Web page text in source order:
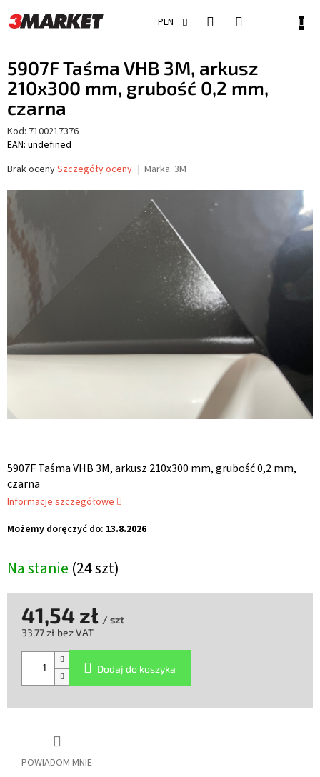
do
treści
PLN
5907F Taśma VHB 3M, arkusz
210x300 mm, grubość 0,2 mm,
czarna
Kod: 7100217376
EAN: undefined
Średnia
produktu
wynosi
0,0
na
Brak ocenySzczegóły oceny Marka: 3M
Na stanie (24 szt)
Możemy doręczyć do: 13.8.2026
5907F Taśma VHB 3M, arkusz 210x300 mm, grubość 0,2 mm,
czarna
Informacje szczegółowe
POWIADOM MNIE
41,54 zł / szt
33,77 zł bez VAT
jednostkowa:
Dodaj do koszyka